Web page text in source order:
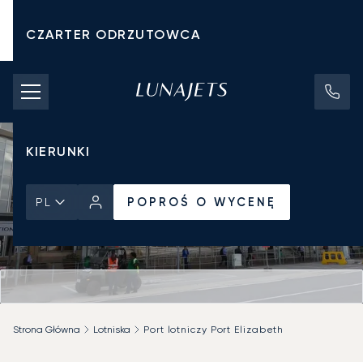
CZARTER ODRZUTOWCA
KOSZTY CZARTERU
PRYWATNE ODRZUTOWCE
KIERUNKI
PL POPROŚ O WYCENĘ
Strona Główna Lotniska Port lotniczy Port Elizabeth